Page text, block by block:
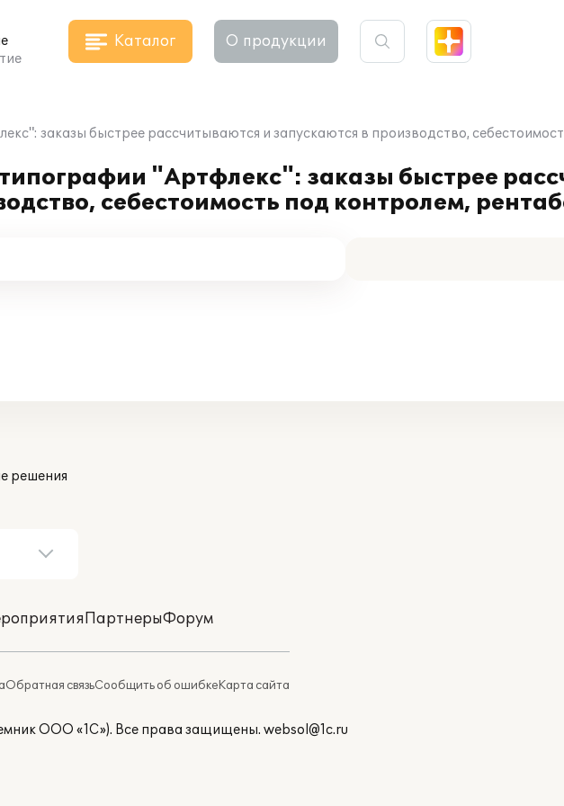
Каталог О продукции
заказы быстрее рассчитываются и запускаются в производство,
"Артфлекс": заказы быстрее
себестоимость под контролем,
решения
ПартнерыФорум
Обратная связьСообщить об ошибкеКарта сайта
ООО «1С»). Все права защищены. websol@1c.ru